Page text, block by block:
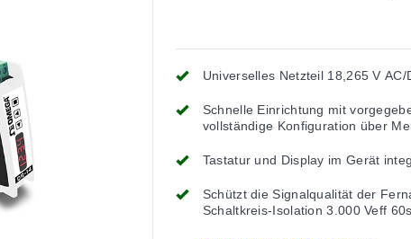
Universelles Netzteil 18,265 V AC/
Schnelle Einrichtung mit
vollständige Konfiguration über
Tastatur und Display im Gerät
Schützt die Signalqualität der
Schaltkreis-Isolation 3.000 Veff 60s